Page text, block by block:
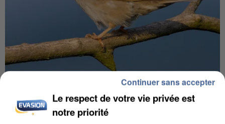
APRÈS TOUTES CES CANICULES, LES REFUGES
DE FAUNE SAUVAGE SONT...
Le respect de votre vie privée est
notre priorité
Continuer sans accepter